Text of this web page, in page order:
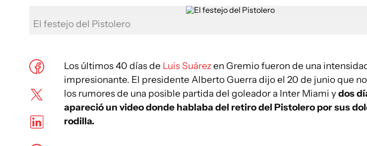
El festejo del Pistolero
Los últimos 40 días de Luis Suárezen Gremio fueron de una
impresionante. El presidente Alberto Guerra dijo el 20 de junio que
los rumores de una posible partida del goleador a Inter Miami ydos
apareció un video donde hablaba del retiro del Pistolero por sus
rodilla.